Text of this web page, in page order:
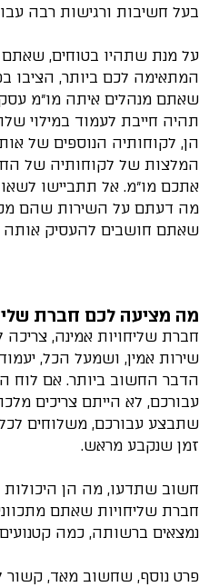
בעל חשיבות ורגישות רבה
על מנת שתהיו בטוחים, שאתם
המתאימה לכם ביותר, הציבו
שאתם מנהלים איתה מו"מ
תהיה חייבת לעמוד במילוי
הן, לקוחותיה הנוספים של
המלצות של לקוחותיה של
אתכם מו"מ. אל תתביישו
מה דעתם על השירות שהם
שאתם חושבים להעסיק אותה
מה מציעה לכם חברת
חברת שליחויות אמינה,
שירות אמין, ושמעל הכל,
הדבר החשוב ביותר. אם לוח
עבורכם, לא הייתם צריכים
שתבצע עבורכם, משלוחים
זמן שנקבע מראש.
חשוב שתדעו, מה הן היכולות
חברת שליחויות שאתם
נמצאים ברשותה, כמה
פרט נוסף, שחשוב מאד, קשור